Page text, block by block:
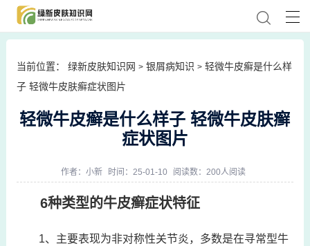
当前位置： 绿新皮肤知识网 > 银屑病知识 > 轻微牛皮癣是什么样
子 轻微牛皮肤癣症状图片
轻微牛皮癣是什么样子 轻微牛皮肤癣
症状图片
作者： 小新 时间：25-01-10 阅读数：200人阅读
6种类型的牛皮癣症状特征
1、主要表现为非对称性关节炎，多数是在寻常型牛